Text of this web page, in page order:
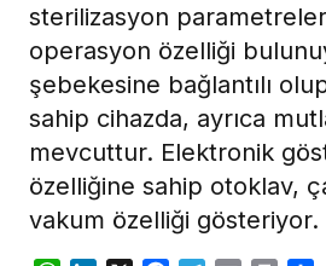
sterilizasyon
operasyon özelliği
şebekesine bağlantılı
sahip cihazda, ayrıca
mevcuttur. Elektronik
özelliğine sahip otoklav,
vakum özelliği gösteriyor.